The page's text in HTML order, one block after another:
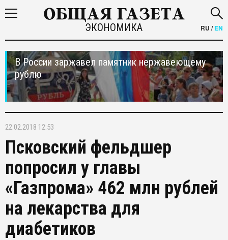
ЭКОНОМИКА RU /EN
В России заржавел памятник нержавеющему
рублю
22.02.2018 12:53
Псковский фельдшер
попросил у главы
«Газпрома» 462 млн рублей
на лекарства для
диабетиков